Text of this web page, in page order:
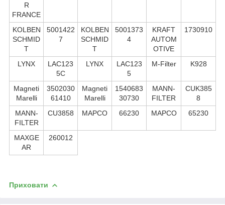
R
FRANCE
KOLBEN
SCHMID
T
5001422
7
KOLBEN
SCHMID
T
5001373
4
KRAFT
AUTOM
OTIVE
1730910
LYNX
LAC123
5C
LYNX
LAC123
5
M-Filter K928
Magneti
Marelli
3502030
61410
Magneti
Marelli
1540683
30730
MANN-
FILTER
CUK385
8
MANN-
FILTER
CU3858 MAPCO 66230 MAPCO 65230
MAXGE
AR
260012
Приховати